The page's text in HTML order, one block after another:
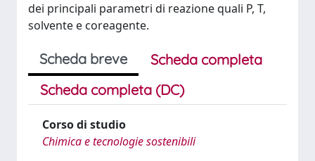
dei principali parametri di reazione quali P, T,
solvente e coreagente.
Scheda breve
Scheda completa
Scheda completa (DC)
Corso di studio
Chimica e tecnologie sostenibili